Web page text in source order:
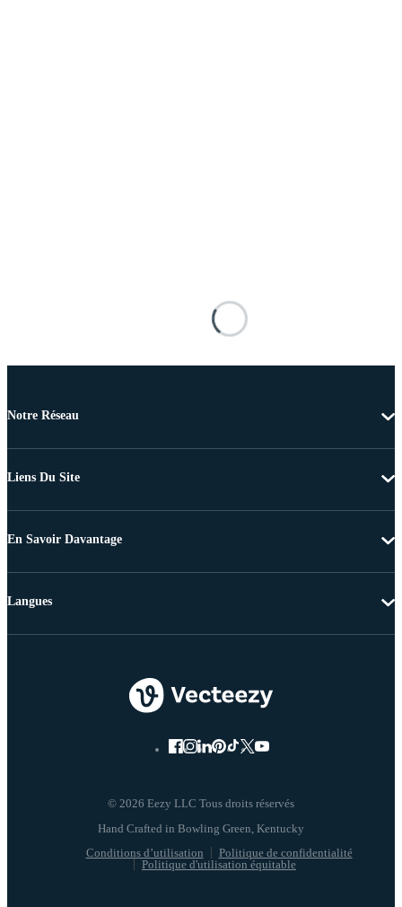
Notre Réseau
Liens Du Site
En Savoir Davantage
© 2026 Eezy LLC Tous droits réservés
Conditions d’utilisation
Politique de confidentialité
Politique d'utilisation équitable
Langues